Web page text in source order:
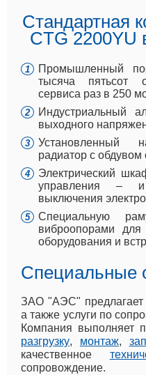
Стандартная
CTG 2200YU
Промышленный
тысяча пятьсот
сервиса раз в 250
Индустриальный
выходного
Установленный
радиатор с обдувом
Электрический
управления – и
выключения
Специальную
виброопорами
оборудования и
Специальные
ЗАО "АЭС"
а также услуги по
Компания выполняет
разгрузку, монтаж,
качественное
сопровождение.